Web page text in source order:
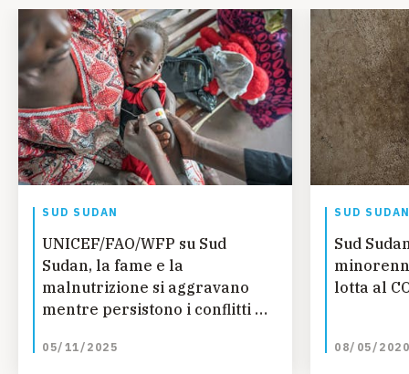
SUD SUDAN
UNICEF/FAO/WFP su Sud
Sudan, la fame e la
malnutrizione si aggravano
mentre persistono i conflitti e
05/11/2025
SUD
Sud
lotta al
08/05/2020